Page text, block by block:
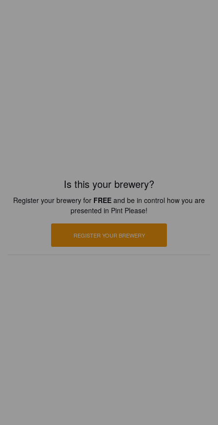
Is this your brewery?
Register your brewery for FREE and be in control how you are
presented in Pint Please!
REGISTER YOUR BREWERY